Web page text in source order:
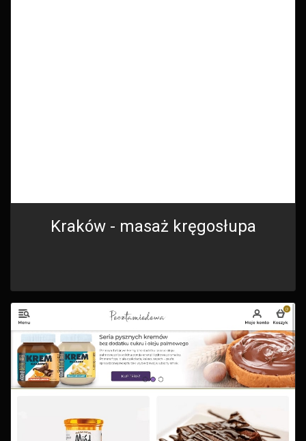
Kraków - masaż kręgosłupa